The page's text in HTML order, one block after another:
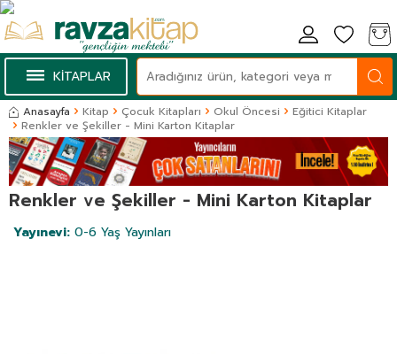
KİTAPLAR
Anasayfa Kitap Çocuk Kitapları Okul Öncesi
Eğitici Kitaplar
Renkler ve Şekiller - Mini Karton Kitaplar
Renkler ve Şekiller - Mini Karton Kitaplar
Yayınevi: 0-6 Yaş Yayınları